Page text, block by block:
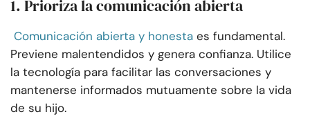
1. Prioriza la comunicación abierta
Comunicación abierta y honesta es fundamental.
Previene malentendidos y genera confianza. Utilice
la tecnología para facilitar las conversaciones y
mantenerse informados mutuamente sobre la vida
de su hijo.